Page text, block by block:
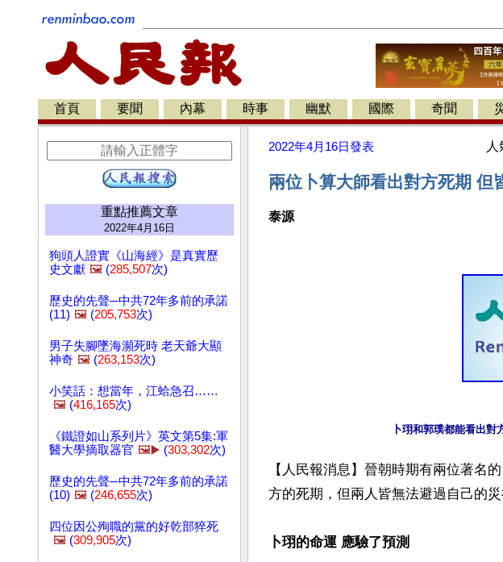
首頁 要聞 內幕 時事 幽默 國際 奇聞
重點推薦文章
2022年4月16日
狗頭人證實《山海經》是真實歷
史文獻 🖼️ (285,507次)
歷史的先聲─中共72年多前的承諾
(11) 🖼️ (205,753次)
男子失腳墜海瀕死時 老天爺大顯
神奇 🖼️ (263,153次)
小笑話：想當年，江蛤急召……
🖼️ (416,165次)
《鐵證如山系列片》英文第5集:軍
醫大學摘取器官 🖼️▶️ (303,302次)
歷史的先聲─中共72年多前的承諾
(10) 🖼️ (246,655次)
四位因公殉職的黨的好乾部猝死
🖼️ (309,905次)
2022年4月16日發表 人
兩位卜算大師看出對方死期 但
泰源
【人民報消息】晉朝時期有兩位著
方的死期，但兩人皆無法避過自己的
卜珝的命運 應驗了預測